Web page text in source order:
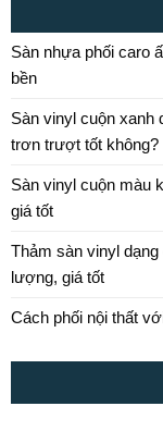
Sàn nhựa phối caro
bền
Sàn vinyl cuộn xanh
trơn trượt tốt không?
Sàn vinyl cuộn màu
giá tốt
Thảm sàn vinyl
lượng, giá tốt
Cách phối nội thất